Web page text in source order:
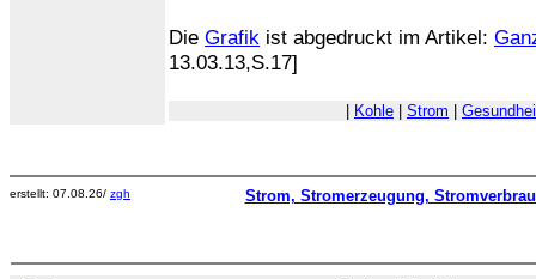
Die Grafik ist abgedruckt im Artikel:
13.03.13,S.17]
Kohle Strom
erstellt: 07.08.26/ zgh Strom, Stromerzeugung,